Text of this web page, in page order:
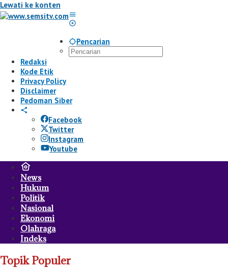
Lewati ke konten
Pencarian
Redaksi
Kode Etik
Privacy Policy
Disclaimer
Pedoman Siber
Facebook
Twitter
Instagram
Youtube
News
Hukum
Politik
Nasional
Ekonomi
Olahraga
Indeks
Topik Populer